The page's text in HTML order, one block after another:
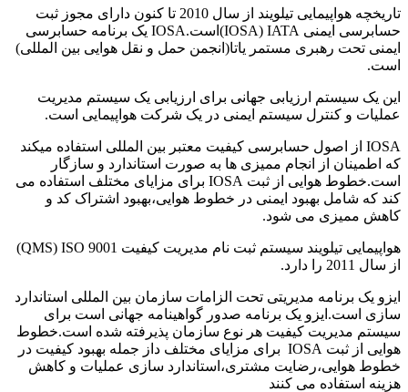
تاریخچه هواپیمایی تیلویند از سال 2010 تا کنون دارای مجوز ثبت
حسابرسی ایمنی IOSA) IATA)است.IOSA یک برنامه حسابرسی
ایمنی تحت رهبری مستمر یاتا(انجمن حمل و نقل هوایی بین المللی)
است.
این یک سیستم ارزیابی جهانی برای ارزیابی یک سیستم مدیریت
عملیات و کنترل سیستم ایمنی در یک شرکت هواپیمایی است.
IOSA از اصول حسابرسی کیفیت معتبر بین المللی استفاده میکند
که اطمینان از انجام ممیزی ها به صورت استاندارد و سازگار
است.خطوط هوایی از ثبت IOSA برای مزایای مختلف استفاده می
کند که شامل بهبود ایمنی در خطوط هوایی،بهبود اشتراک کد و
کاهش ممیزی می شود.
هواپیمایی تیلویند سیستم ثبت نام مدیریت کیفیت QMS) ISO 9001)
از سال 2011 را دارد.
ایزو یک برنامه مدیریتی تحت الزامات سازمان بین المللی استاندارد
سازی است.ایزو یک برنامه صدور گواهینامه جهانی است برای
سیستم مدیریت کیفیت هر نوع سازمان پذیرفته شده است.خطوط
هوایی از ثبت IOSA برای مزایای مختلف داز جمله بهبود کیفیت در
خطوط هوایی،رضایت مشتری،استاندارد سازی عملیات و کاهش
هزینه استفاده می کنند